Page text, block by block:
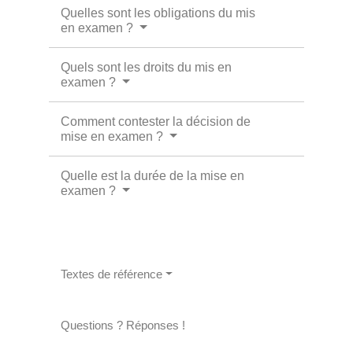
Quelles sont les obligations du mis
en examen ?
Quels sont les droits du mis en
examen ?
Comment contester la décision de
mise en examen ?
Quelle est la durée de la mise en
examen ?
Textes de référence
Questions ? Réponses !